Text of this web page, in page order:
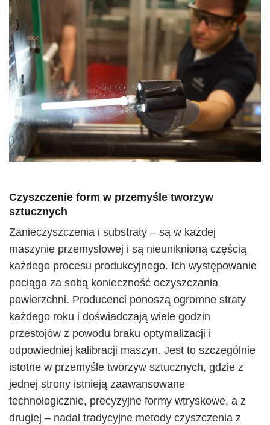
Czyszczenie form w przemyśle tworzyw
sztucznych
Zanieczyszczenia i substraty – są w każdej
maszynie przemysłowej i są nieuniknioną częścią
każdego procesu produkcyjnego. Ich występowanie
pociąga za sobą konieczność oczyszczania
powierzchni. Producenci ponoszą ogromne straty
każdego roku i doświadczają wiele godzin
przestojów z powodu braku optymalizacji i
odpowiedniej kalibracji maszyn. Jest to szczególnie
istotne w przemyśle tworzyw sztucznych, gdzie z
jednej strony istnieją zaawansowane
technologicznie, precyzyjne formy wtryskowe, a z
drugiej – nadal tradycyjne metody czyszczenia z